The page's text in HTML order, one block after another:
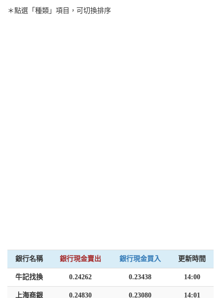
＊點選「種類」項目，可切換排序
銀行名稱 銀行現金賣出 銀行現金買入 更新時間
牛記找換 0.24262 0.23438 14:00
上海商銀 0.24830 0.23080 14:01